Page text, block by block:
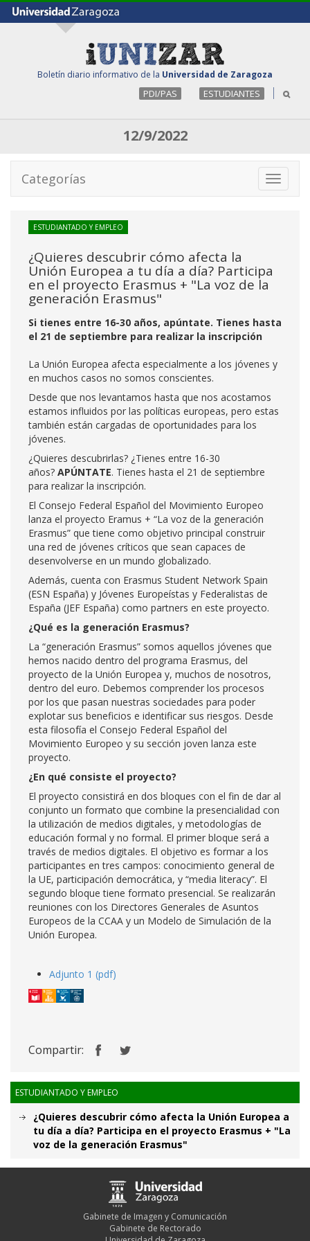
Boletín diario informativo de la Universidad de Zaragoza
PDI/PAS ESTUDIANTES
12/9/2022
Toggle
Categorías
ESTUDIANTADO Y EMPLEO
¿Quieres descubrir cómo afecta la
Unión Europea a tu día a día? Participa
en el proyecto Erasmus + "La voz de la
generación Erasmus"
Si tienes entre 16-30 años, apúntate. Tienes hasta
el 21 de septiembre para realizar la inscripción
La Unión Europea afecta especialmente a los jóvenes y
en muchos casos no somos conscientes.
Desde que nos levantamos hasta que nos acostamos
estamos influidos por las políticas europeas, pero estas
también están cargadas de oportunidades para los
jóvenes.
¿Quieres descubrirlas? ¿Tienes entre 16-30
años? APÚNTATE. Tienes hasta el 21 de septiembre
para realizar la inscripción.
El Consejo Federal Español del Movimiento Europeo
lanza el proyecto Eramus + “La voz de la generación
Erasmus” que tiene como objetivo principal construir
una red de jóvenes críticos que sean capaces de
desenvolverse en un mundo globalizado.
Además, cuenta con Erasmus Student Network Spain
(ESN España) y Jóvenes Europeístas y Federalistas de
España (JEF España) como partners en este proyecto.
¿Qué es la generación Erasmus?
La “generación Erasmus” somos aquellos jóvenes que
hemos nacido dentro del programa Erasmus, del
proyecto de la Unión Europea y, muchos de nosotros,
dentro del euro. Debemos comprender los procesos
por los que pasan nuestras sociedades para poder
explotar sus beneficios e identificar sus riesgos. Desde
esta filosofía el Consejo Federal Español del
Movimiento Europeo y su sección joven lanza este
proyecto.
¿En qué consiste el proyecto?
El proyecto consistirá en dos bloques con el fin de dar al
conjunto un formato que combine la presencialidad con
la utilización de medios digitales, y metodologías de
educación formal y no formal. El primer bloque será a
través de medios digitales. El objetivo es formar a los
participantes en tres campos: conocimiento general de
la UE, participación democrática, y “media literacy”. El
segundo bloque tiene formato presencial. Se realizarán
reuniones con los Directores Generales de Asuntos
Europeos de la CCAA y un Modelo de Simulación de la
Unión Europea.
Adjunto 1 (pdf)
Compartir:
ESTUDIANTADO Y EMPLEO
¿Quieres descubrir cómo afecta la Unión Europea a
tu día a día? Participa en el proyecto Erasmus + "La
voz de la generación Erasmus"
Gabinete de Imagen y Comunicación
Gabinete de Rectorado